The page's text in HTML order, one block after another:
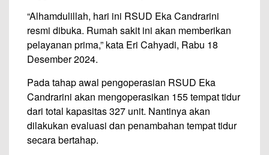
“Alhamdulillah, hari ini RSUD Eka Candrarini
resmi dibuka. Rumah sakit ini akan memberikan
pelayanan prima,” kata Eri Cahyadi, Rabu 18
Desember 2024.
Pada tahap awal pengoperasian RSUD Eka
Candrarini akan mengoperasikan 155 tempat tidur
dari total kapasitas 327 unit. Nantinya akan
dilakukan evaluasi dan penambahan tempat tidur
secara bertahap.